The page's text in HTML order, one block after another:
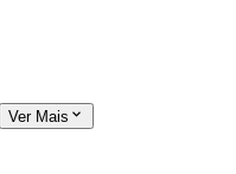
Ver Mais